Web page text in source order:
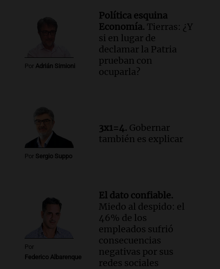
Por Adrián Simioni
Política esquina
Economía. Tierras: ¿Y
si en lugar de
declamar la Patria
prueban con
ocuparla?
Por Sergio Suppo
3x1=4. Gobernar
también es explicar
Por
Federico Albarenque
El dato confiable.
Miedo al despido: el
46% de los
empleados sufrió
consecuencias
negativas por sus
redes sociales